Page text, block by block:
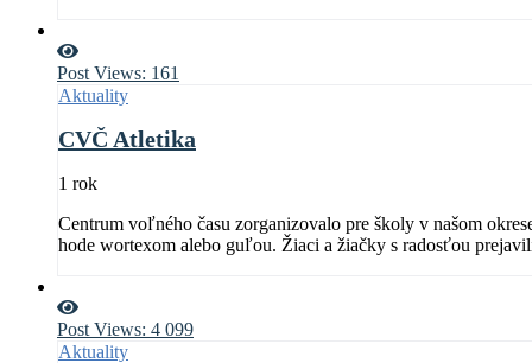
Post Views: 161
Aktuality
CVČ Atletika
1 rok
Centrum voľného času zorganizovalo pre školy v našom
hode wortexom alebo guľou. Žiaci a žiačky s radosťou
Post Views: 4 099
Aktuality